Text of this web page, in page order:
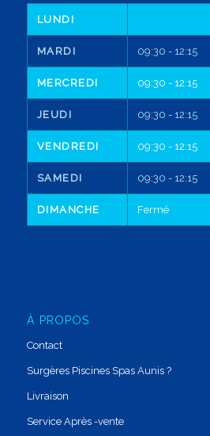
LUNDI
MARDI 09:30 - 12:15
MERCREDI 09:30 - 12:15
JEUDI 09:30 - 12:15
VENDREDI 09:30 - 12:15
SAMEDI 09:30 - 12:15
DIMANCHE Fermé
À PROPOS
Contact
Surgères Piscines Spas Aunis ?
Livraison
Service Après -vente